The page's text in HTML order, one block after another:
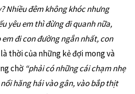
Nhiều đêm không khóc nhưng
yêu em thì đừng đi quanh nữa,
đi con đường ngắn nhất, con
thời của những kẻ đợi mong và
chờ “phải có những cái chạm nhẹ
hăng hái vào gân, vào bắp thịt